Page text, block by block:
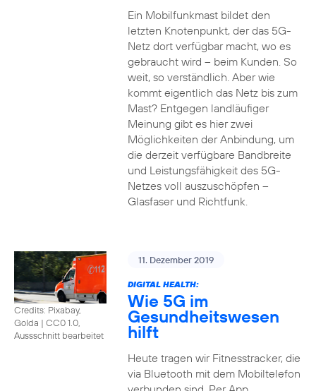
Ein Mobilfunkmast bildet den
letzten Knotenpunkt, der das 5G-
Netz dort verfügbar macht, wo es
gebraucht wird – beim Kunden. So
weit, so verständlich. Aber wie
kommt eigentlich das Netz bis zum
Mast? Entgegen landläufiger
Meinung gibt es hier zwei
Möglichkeiten der Anbindung, um
die derzeit verfügbare Bandbreite
und Leistungsfähigkeit des 5G-
Netzes voll auszuschöpfen –
Glasfaser und Richtfunk.
Credits: Pixabay,
Golda | CC0 1.0,
Aussschnitt bearbeitet
11. Dezember 2019
DIGITAL HEALTH:
Wie 5G im
Gesundheitswesen
hilft
Heute tragen wir Fitnesstracker, die
via Bluetooth mit dem Mobiltelefon